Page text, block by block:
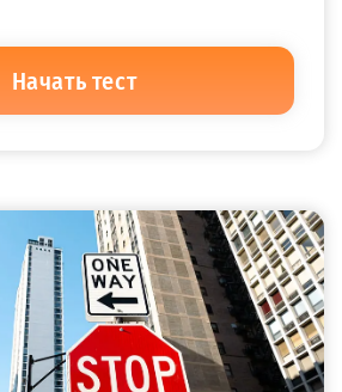
Начать тест